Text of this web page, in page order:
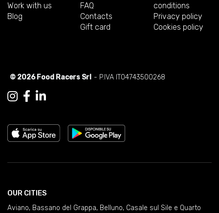
Work with us
Blog
FAQ
Contacts
Gift card
conditions
Privacy policy
Cookies policy
© 2026 Food Racers Srl - P.IVA IT04743500268
OUR CITIES
Aviano, Bassano del Grappa, Belluno, Casale sul Sile e Quarto